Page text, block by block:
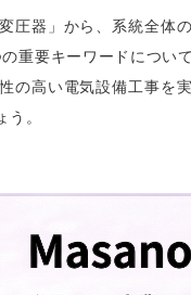
圧器」から、系統全体
重要キーワードについ
の高い電気設備工事を
。